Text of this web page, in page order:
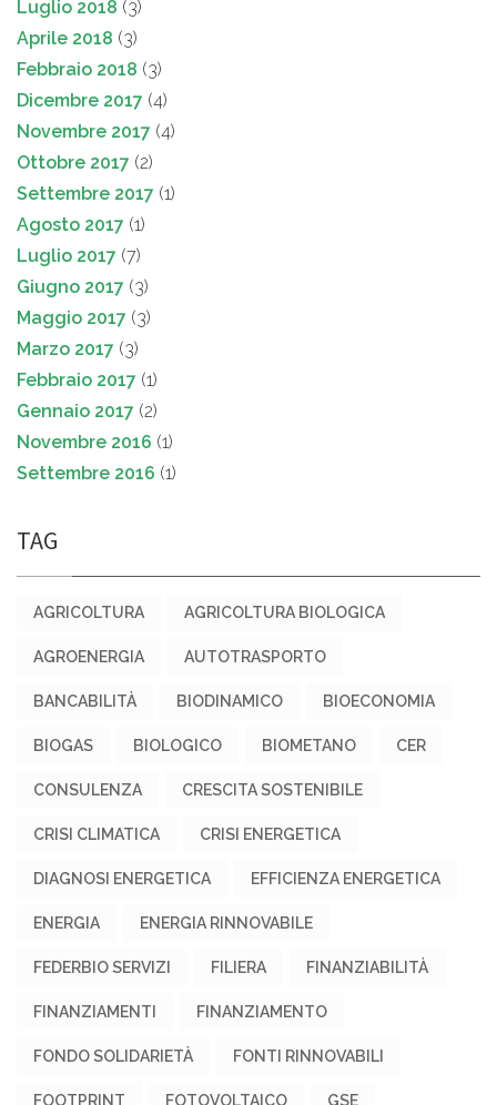
Luglio 2018 (3)
Aprile 2018 (3)
Febbraio 2018 (3)
Dicembre 2017 (4)
Novembre 2017 (4)
Ottobre 2017 (2)
Settembre 2017 (1)
Agosto 2017 (1)
Luglio 2017 (7)
Giugno 2017 (3)
Maggio 2017 (3)
Marzo 2017 (3)
Febbraio 2017 (1)
Gennaio 2017 (2)
Novembre 2016 (1)
Settembre 2016 (1)
TAG
AGRICOLTURA AGRICOLTURA BIOLOGICA
AGROENERGIA AUTOTRASPORTO
BANCABILITÀ BIODINAMICO BIOECONOMIA
BIOGAS BIOLOGICO BIOMETANO CER
CONSULENZA CRESCITA SOSTENIBILE
CRISI CLIMATICA CRISI ENERGETICA
DIAGNOSI ENERGETICA EFFICIENZA ENERGETICA
ENERGIA ENERGIA RINNOVABILE
FEDERBIO SERVIZI FILIERA FINANZIABILITÀ
FINANZIAMENTI FINANZIAMENTO
FONDO SOLIDARIETÀ FONTI RINNOVABILI
FOOTPRINT FOTOVOLTAICO GSE